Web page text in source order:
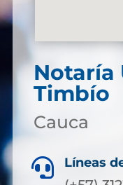
Notaría
Timbío
Cauca
 Líneas